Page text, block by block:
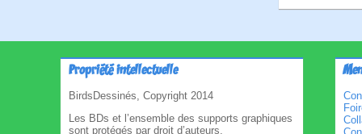
Propriété intellectuelle
BirdsDessinés, Copyright 2014
Les BDs et l’ensemble des supports graphiques
sont protégés par droit d’auteurs.